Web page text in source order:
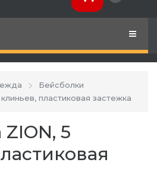
Бейсболки
пластиковая застежка
5